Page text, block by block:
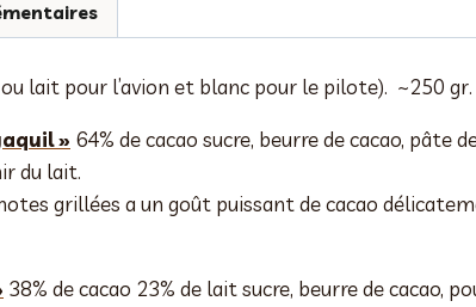
lait pour l’avion et blanc pour le pilote). ~250
» 64% de cacao sucre, beurre de cacao, pâte
du lait.
grillées a un goût puissant de cacao
38% de cacao 23% de lait sucre, beurre de cacao,